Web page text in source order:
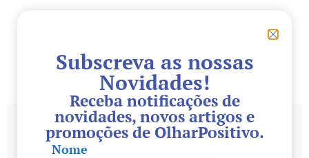
Contatos:
Subscreva as nossas
Novidades!
Receba notificações de
novidades, novos artigos e
promoções de OlharPositivo.
Nome